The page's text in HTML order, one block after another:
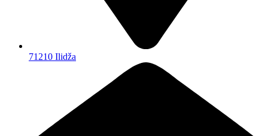
71210 Ilidža